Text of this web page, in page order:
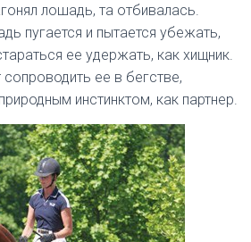
лошадь, та отбивалась.
пугается и пытается убежать,
ее удержать, как хищник.
ее в бегстве,
инстинктом, как партнер.